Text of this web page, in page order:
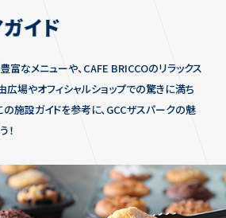
なメニューや、CAFE BRICCOのリラックス
広場やオフィシャルショップでの驚きに満ち
の施設ガイドを参考に、GCCザスパークの魅
！